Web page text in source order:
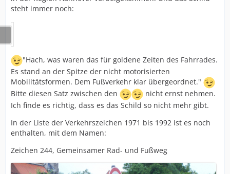
steht immer noch:
"Hach, was waren das für goldene Zeiten des Fahrrades.
Es stand an der Spitze der nicht motorisierten
Mobilitätsformen. Dem Fußverkehr klar übergeordnet."
Bitte diesen Satz zwischen den
nicht ernst nehmen.
Ich finde es richtig, dass es das Schild so nicht mehr gibt.
In der Liste der Verkehrszeichen 1971 bis 1992 ist es noch
enthalten, mit dem Namen:
Zeichen 244, Gemeinsamer Rad- und Fußweg